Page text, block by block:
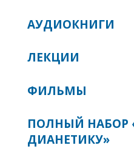
АУДИОКНИГИ
ЛЕКЦИИ
ФИЛЬМЫ
ПОЛНЫЙ НАБОР
ДИАНЕТИКУ»